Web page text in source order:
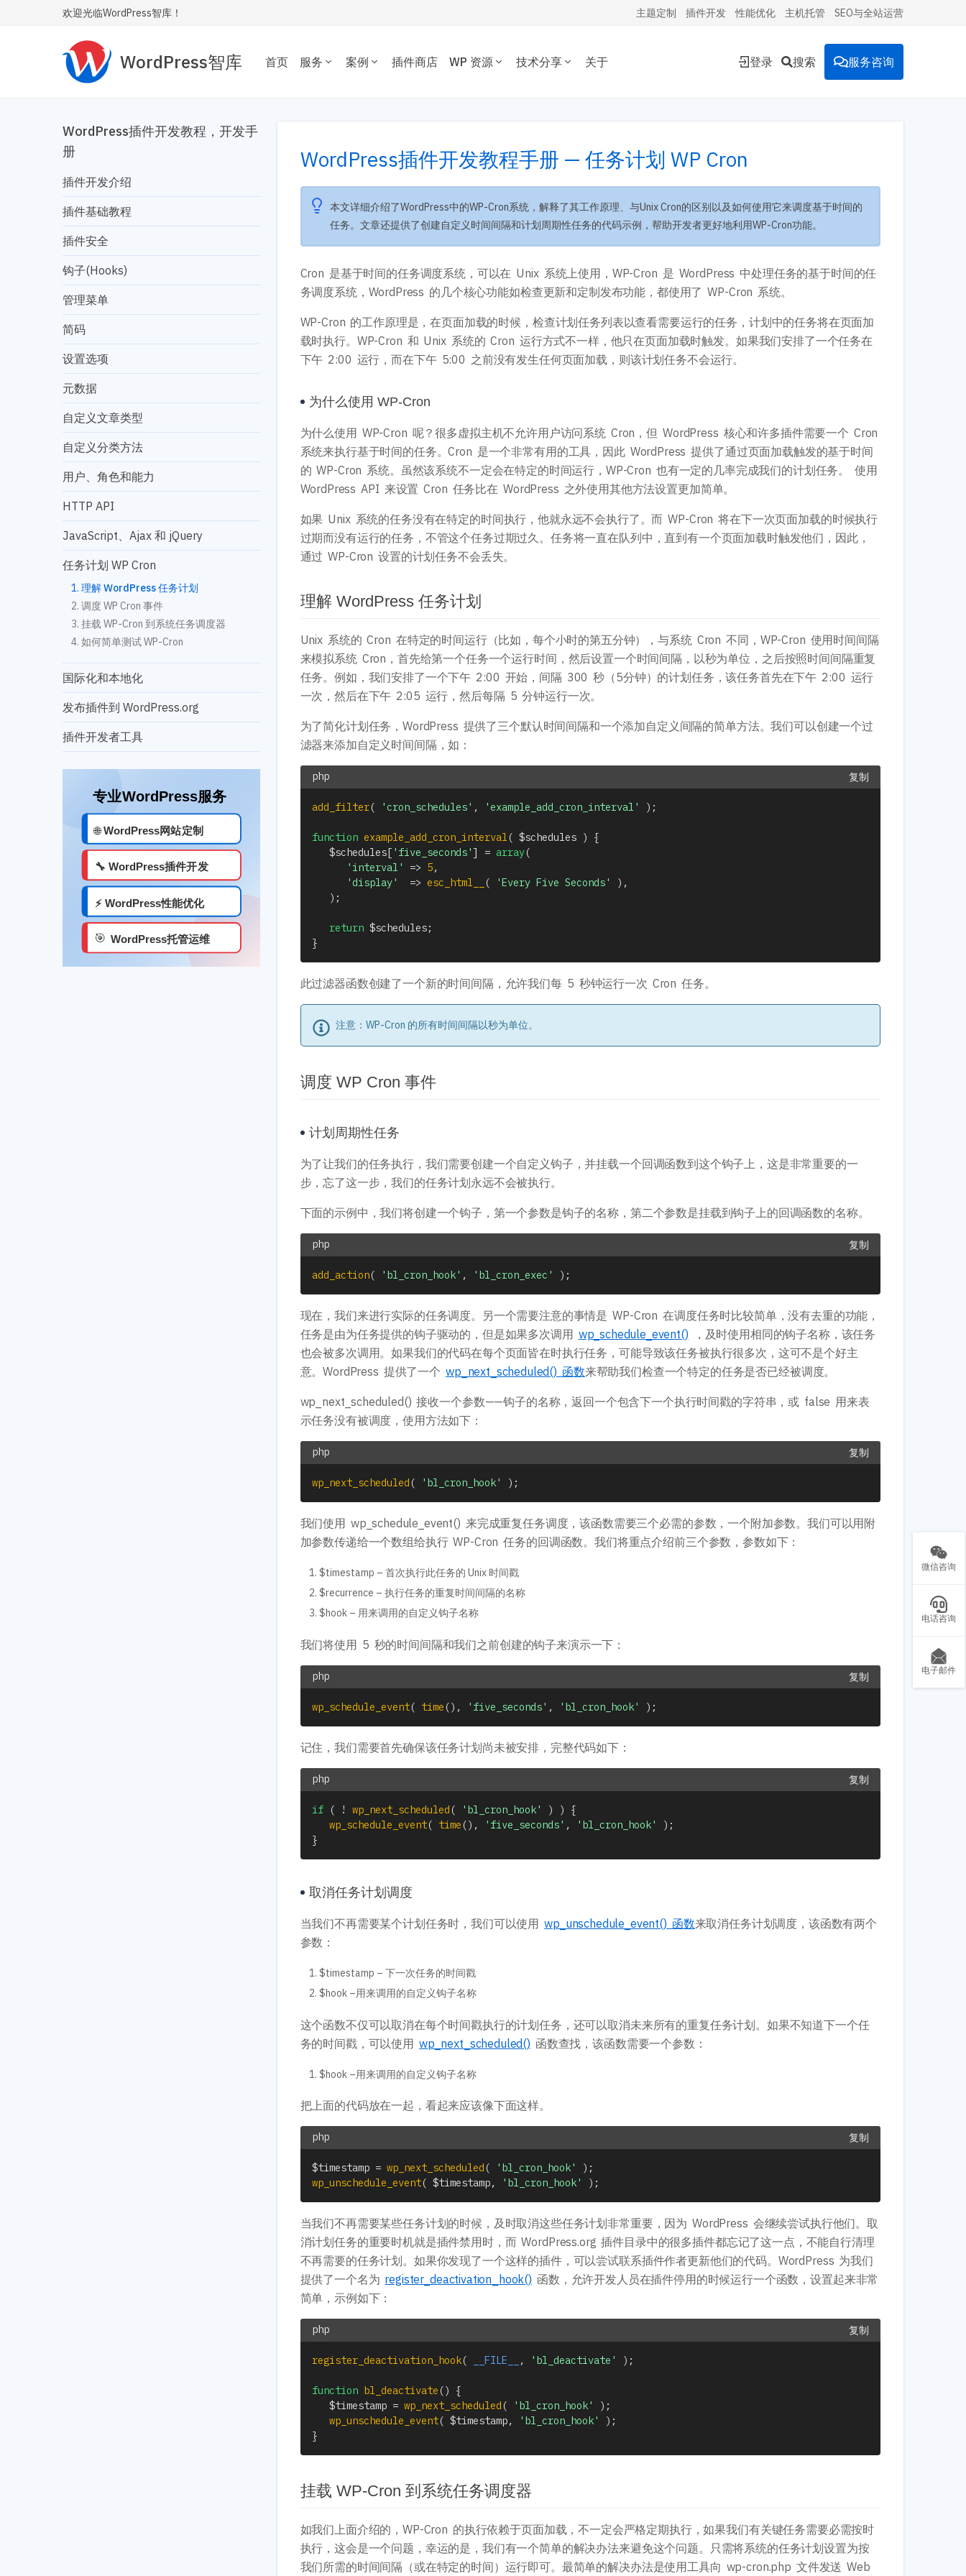
欢迎光临WordPress智库！ 主题定制 插件开发 性能优化 主机托管 SEO与全站运营
WordPress智库 首页 服务 案例 插件商店 WP 资源 技术分享 关于 登录 搜索 服务咨询
让您的WordPress网站可以在 1 秒
内飞速打开。
为您提供或帮您维护专为
WordPress优化的服务器环境。
让您的网站不仅有流量，更有转化。 我们提供从技术维护，内容运营、广告投放到
安全运维的一站式全生命周期服务。
博客杂志主题
学校教育主题
多用途主题
SEO/市场营销
多语言插件
自定义字段/表单
后台开发定制
前端开发技巧
开发文档手册
WP新闻资讯
性能优化加速
WordPress数据库
WooCommerce开发
电子商务和支付
主题开发手册 插件开发手册
退出
WordPress插件开发教程，开发手
册
插件开发介绍
插件基础教程
插件安全
钩子(Hooks)
管理菜单
简码
设置选项
元数据
自定义文章类型
自定义分类方法
用户、角色和能力
HTTP API
JavaScript、Ajax 和 jQuery
任务计划 WP Cron
理解 WordPress 任务计划
调度 WP Cron 事件
挂载 WP-Cron 到系统任务调度器
如何简单测试 WP-Cron
国际化和本地化
发布插件到 WordPress.org
插件开发者工具
WordPress插件开发教程手册 — 任务计划 WP Cron
本文详细介绍了WordPress中的WP-Cron系统，解释了其工作原理、与Unix Cron的区别以及如何使用它来调度基于时间的
任务。文章还提供了创建自定义时间间隔和计划周期性任务的代码示例，帮助开发者更好地利用WP-Cron功能。
Cron 是基于时间的任务调度系统，可以在 Unix 系统上使用，WP-Cron 是 WordPress 中处理任务的基于时间的任
务调度系统，WordPress 的几个核心功能如检查更新和定制发布功能，都使用了 WP-Cron 系统。
WP-Cron 的工作原理是，在页面加载的时候，检查计划任务列表以查看需要运行的任务，计划中的任务将在页面加
载时执行。WP-Cron 和 Unix 系统的 Cron 运行方式不一样，他只在页面加载时触发。如果我们安排了一个任务在
下午 2:00 运行，而在下午 5:00 之前没有发生任何页面加载，则该计划任务不会运行。
为什么使用 WP-Cron
为什么使用 WP-Cron 呢？很多虚拟主机不允许用户访问系统 Cron，但 WordPress 核心和许多插件需要一个 Cron
系统来执行基于时间的任务。Cron 是一个非常有用的工具，因此 WordPress 提供了通过页面加载触发的基于时间
的 WP-Cron 系统。虽然该系统不一定会在特定的时间运行，WP-Cron 也有一定的几率完成我们的计划任务。 使用
WordPress API 来设置 Cron 任务比在 WordPress 之外使用其他方法设置更加简单。
如果 Unix 系统的任务没有在特定的时间执行，他就永远不会执行了。而 WP-Cron 将在下一次页面加载的时候执行
过期而没有运行的任务，不管这个任务过期过久。任务将一直在队列中，直到有一个页面加载时触发他们，因此，
通过 WP-Cron 设置的计划任务不会丢失。
理解 WordPress 任务计划
Unix 系统的 Cron 在特定的时间运行（比如，每个小时的第五分钟），与系统 Cron 不同，WP-Cron 使用时间间隔
来模拟系统 Cron，首先给第一个任务一个运行时间，然后设置一个时间间隔，以秒为单位，之后按照时间间隔重复
任务。例如，我们安排了一个下午 2:00 开始，间隔 300 秒（5分钟）的计划任务，该任务首先在下午 2:00 运行
一次，然后在下午 2:05 运行，然后每隔 5 分钟运行一次。
为了简化计划任务，WordPress 提供了三个默认时间间隔和一个添加自定义间隔的简单方法。我们可以创建一个过
滤器来添加自定义时间间隔，如：
复制
add_filter( 'cron_schedules' , 'example_add_cron_interval' ) ;
function example_add_cron_interval( $schedules )
{
$schedules[ 'five_seconds'] = array(
'interval'
=> 5,
'display'
=> esc_html__ ( 'Every Five Seconds' ) ,
) ;
return $schedules;
}
此过滤器函数创建了一个新的时间间隔，允许我们每 5 秒钟运行一次 Cron 任务。
注意：WP-Cron 的所有时间间隔以秒为单位。
调度 WP Cron 事件
计划周期性任务
为了让我们的任务执行，我们需要创建一个自定义钩子，并挂载一个回调函数到这个钩子上，这是非常重要的一
步，忘了这一步，我们的任务计划永远不会被执行。
下面的示例中，我们将创建一个钩子，第一个参数是钩子的名称，第二个参数是挂载到钩子上的回调函数的名称。
复制
add_action( 'bl_cron_hook' , 'bl_cron_exec' ) ;
现在，我们来进行实际的任务调度。另一个需要注意的事情是 WP-Cron 在调度任务时比较简单，没有去重的功能，
任务是由为任务提供的钩子驱动的，但是如果多次调用 wp_schedule_event() ，及时使用相同的钩子名称，该任务
也会被多次调用。如果我们的代码在每个页面皆在时执行任务，可能导致该任务被执行很多次，这可不是个好主
意。WordPress 提供了一个wp_next_scheduled() 函数来帮助我们检查一个特定的任务是否已经被调度。
wp_next_scheduled() 接收一个参数——钩子的名称，返回一个包含下一个执行时间戳的字符串，或 false 用来表
示任务没有被调度，使用方法如下：
复制
wp_next_scheduled( 'bl_cron_hook' ) ;
我们使用 wp_schedule_event() 来完成重复任务调度，该函数需要三个必需的参数，一个附加参数。我们可以用附
加参数传递给一个数组给执行 WP-Cron 任务的回调函数。我们将重点介绍前三个参数，参数如下：
$timestamp – 首次执行此任务的 Unix 时间戳
$recurrence – 执行任务的重复时间间隔的名称
$hook – 用来调用的自定义钩子名称
我们将使用 5 秒的时间间隔和我们之前创建的钩子来演示一下：
复制
wp_schedule_event( time() , 'five_seconds' , 'bl_cron_hook' ) ;
记住，我们需要首先确保该任务计划尚未被安排，完整代码如下：
复制
if ( ! wp_next_scheduled( 'bl_cron_hook' ) )
{
wp_schedule_event( time() , 'five_seconds' , 'bl_cron_hook' ) ;
}
取消任务计划调度
当我们不再需要某个计划任务时，我们可以使用wp_unschedule_event() 函数来取消任务计划调度，该函数有两个
参数：
$timestamp – 下一次任务的时间戳
$hook –用来调用的自定义钩子名称
这个函数不仅可以取消在每个时间戳执行的计划任务，还可以取消未来所有的重复任务计划。如果不知道下一个任
务的时间戳，可以使用 wp_next_scheduled() 函数查找，该函数需要一个参数：
$hook –用来调用的自定义钩子名称
把上面的代码放在一起，看起来应该像下面这样。
复制
$timestamp = wp_next_scheduled ( 'bl_cron_hook' ) ;
wp_unschedule_event( $timestamp, 'bl_cron_hook' ) ;
当我们不再需要某些任务计划的时候，及时取消这些任务计划非常重要，因为 WordPress 会继续尝试执行他们。取
消计划任务的重要时机就是插件禁用时，而 WordPress.org 插件目录中的很多插件都忘记了这一点，不能自行清理
不再需要的任务计划。如果你发现了一个这样的插件，可以尝试联系插件作者更新他们的代码。WordPress 为我们
提供了一个名为 register_deactivation_hook() 函数，允许开发人员在插件停用的时候运行一个函数，设置起来非常
简单，示例如下：
复制
register_deactivation_hook( __FILE__ , 'bl_deactivate' ) ;
function bl_deactivate()
{
$timestamp = wp_next_scheduled ( 'bl_cron_hook' ) ;
wp_unschedule_event( $timestamp, 'bl_cron_hook' ) ;
}
挂载 WP-Cron 到系统任务调度器
如我们上面介绍的，WP-Cron 的执行依赖于页面加载，不一定会严格定期执行，如果我们有关键任务需要必需按时
执行，这会是一个问题，幸运的是，我们有一个简单的解决办法来避免这个问题。只需将系统的任务计划设置为按
我们所需的时间间隔（或在特定的时间）运行即可。最简单的解决办法是使用工具向 wp-cron.php 文件发送 Web
微信咨询
电话咨询
电子邮件